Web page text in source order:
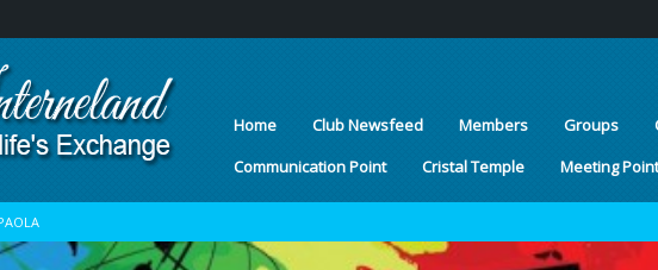
Home Club Newsfeed Members Groups
Communication Point
Cristal Temple Meeting Point